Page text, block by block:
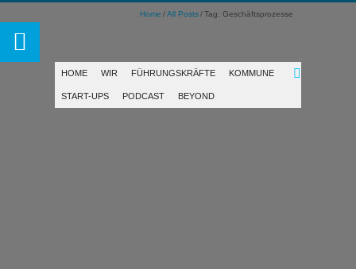
Home All Posts Tag: Geschäftsprozesse
HOME WIR FÜHRUNGSKRÄFTE KOMMUNE
START-UPS PODCAST BEYOND